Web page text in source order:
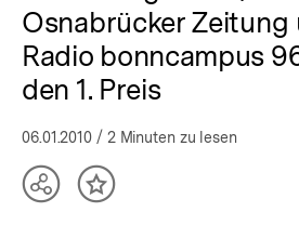
Osnabrücker Zeitung
Radio bonncampus
den 1. Preis
06.01.2010 / 2 Minuten zu lesen
TeilenInhalt